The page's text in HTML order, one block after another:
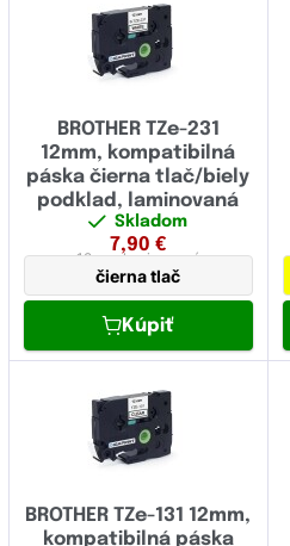
BROTHER TZe-231
12mm, kompatibilná
páska čierna tlač/biely
podklad, laminovaná
Skladom
7,90 €
12 mmlaminovaná
čierna tlač
Kúpiť
BROTHER TZe-131 12mm,
kompatibilná páska